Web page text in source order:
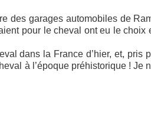
des garages automobiles de
pour le cheval ont eu le choix
dans la France d’hier, et, pris
à l’époque préhistorique ! Je